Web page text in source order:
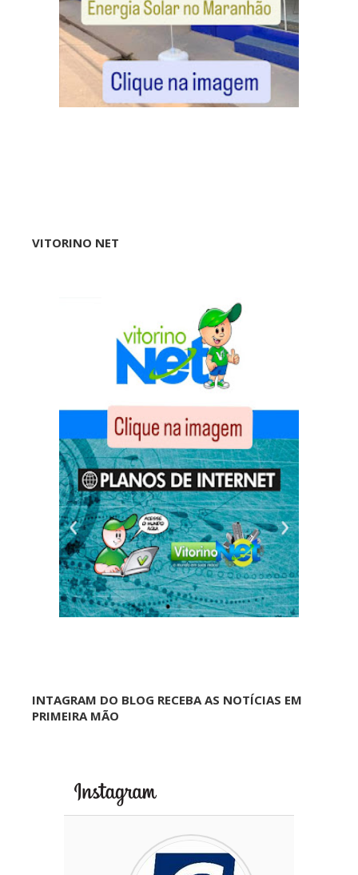
VITORINO NET
INTAGRAM DO BLOG RECEBA AS NOTÍCIAS EM
PRIMEIRA MÃO